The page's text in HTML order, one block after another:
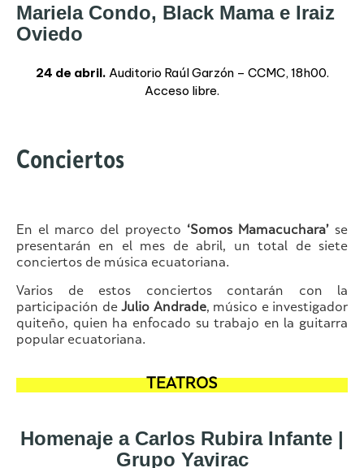
Mariela Condo, Black Mama e Iraiz
Oviedo
24 de abril. Auditorio Raúl Garzón – CCMC, 18h00.
Acceso libre.
Conciertos
En el marco del proyecto ‘Somos Mamacuchara’ se
presentarán en el mes de abril, un total de siete
conciertos de música ecuatoriana.
Varios de estos conciertos contarán con la
participación de Julio Andrade, músico e investigador
quiteño, quien ha enfocado su trabajo en la guitarra
popular ecuatoriana.
TEATROS
Homenaje a Carlos Rubira Infante |
Grupo Yavirac